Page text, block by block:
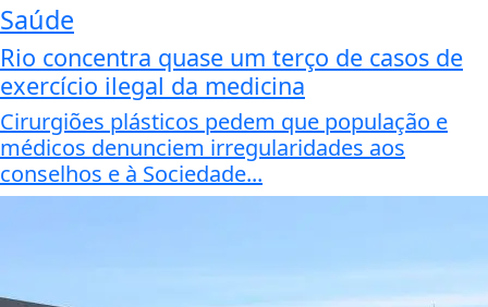
Saúde
Rio concentra quase um terço de casos de
exercício ilegal da medicina
Cirurgiões plásticos pedem que população e
médicos denunciem irregularidades aos
conselhos e à Sociedade...